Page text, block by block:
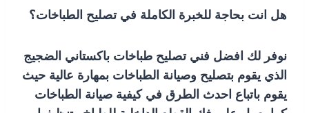
هل انت بحاجة للخبرة الكاملة في تصليح الطباخات؟
نوفر لك افضل فني تصليح طباخات باكستاني الضجيج
الذي يقوم بتصليح وصيانة الطباخات بمهارة عالية حيث
يقوم باتباع احدث الطرق في كيفية صيانة الطباخات